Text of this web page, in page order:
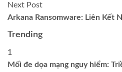
Next Post
Arkana Ransomware: Liên Kết
Trending
1
Mối đe dọa mạng nguy hiểm: